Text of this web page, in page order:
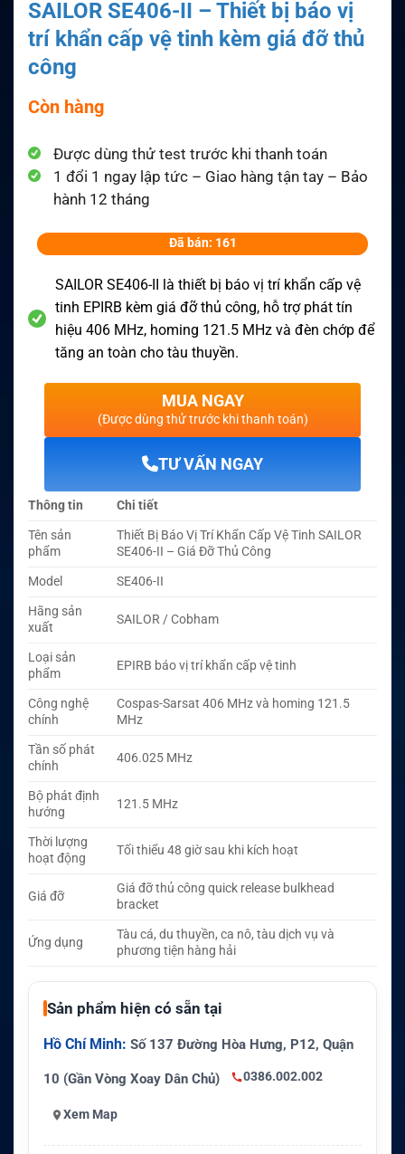
SAILOR SE406-II – Thiết bị báo vị
trí khẩn cấp vệ tinh kèm giá đỡ thủ
công
Còn hàng
Được dùng thử test trước khi thanh toán
1 đổi 1 ngay lập tức – Giao hàng tận tay – Bảo
hành 12 tháng
Đã bán: 161
SAILOR SE406-II là thiết bị báo vị trí khẩn cấp vệ
tinh EPIRB kèm giá đỡ thủ công, hỗ trợ phát tín
hiệu 406 MHz, homing 121.5 MHz và đèn chớp để
tăng an toàn cho tàu thuyền.
MUA NGAY
(Được dùng thử trước khi thanh toán)
TƯ VẤN NGAY
Thông tin
Chi tiết
Tên sản
phẩm
Thiết Bị Báo Vị Trí Khẩn Cấp Vệ Tinh SAILOR
SE406-II – Giá Đỡ Thủ Công
Model
SE406-II
Hãng sản
xuất
SAILOR / Cobham
Loại sản
phẩm
EPIRB báo vị trí khẩn cấp vệ tinh
Công nghệ
chính
Cospas-Sarsat 406 MHz và homing 121.5
MHz
Tần số phát
chính
406.025 MHz
Bộ phát định
hướng
121.5 MHz
Thời lượng
hoạt động
Tối thiểu 48 giờ sau khi kích hoạt
Giá đỡ
Giá đỡ thủ công quick release bulkhead
bracket
Ứng dụng
Tàu cá, du thuyền, ca nô, tàu dịch vụ và
phương tiện hàng hải
Sản phẩm hiện có sẵn tại
Hồ Chí Minh: Số 137 Đường Hòa Hưng, P12, Quận
10 (Gần Vòng Xoay Dân Chủ) 0386.002.002
Xem Map